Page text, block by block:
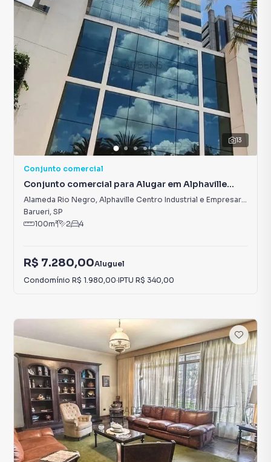
13
Conjunto comercial
Conjunto comercial para Alugar em Alphaville
Centro Industrial e Empresarial/Alphaville.
Alameda Rio Negro, Alphaville Centro Industrial e Empresarial/Alphaville.
Barueri, SP
100m² 2 4
R$ 7.280,00Aluguel
Condomínio R$ 1.980,00·IPTU R$ 340,00